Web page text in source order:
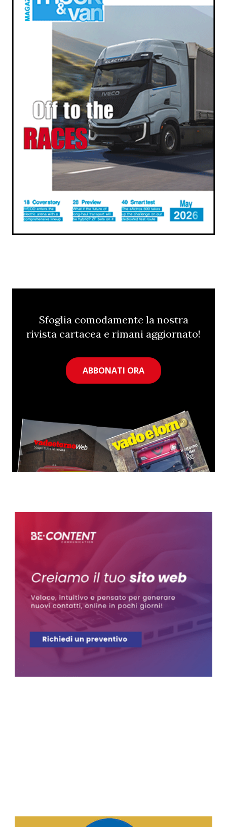
Sfoglia comodamente la nostra
rivista cartacea e rimani aggiornato!
ABBONATI ORA